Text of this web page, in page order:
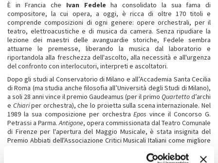
È in Francia che Ivan Fedele ha consolidato la sua fama di
compositore, la cui opera, a oggi, è ricca di oltre 170 titoli e
comprende composizioni di ogni genere: opere orchestrali, per il
teatro, elettroacustiche e di musica da camera. Senza ripudiare la
lezione dei maestri delle avanguardie storiche, Fedele sembra
attuarne le premesse, liberando la musica dal laboratorio e
riportandola alla freschezza dell'ascolto, alla necessità e all'urgenza
del confronto con interlocutori, interpreti e ascoltatori.
Dopo gli studi al Conservatorio di Milano e all’Accademia Santa Cecilia
di Roma (ma studia anche filosofia all’Università degli Studi di Milano),
a soli 28 anni vince il premio Gaudeamus (per il primo Quartettod’archi
e Chiariper orchestra), che lo proietta sulla scena internazionale. Nel
1989 la sua composizione per orchestraEpos vince il Concorso G.
Petrassi a Parma.Antigone, opera commissionata dal Teatro Comunale
di Firenze per l'apertura del Maggio Musicale, è stata insignita del
Premio Abbiati dell'Associazione Critici Musicali Italiani come migliore